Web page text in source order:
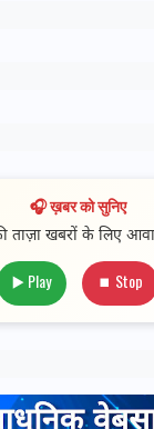
🎧 ख़बर को सुनिए
ताज़ा खबरों के लिए
▶️ Play ⏹ Stop